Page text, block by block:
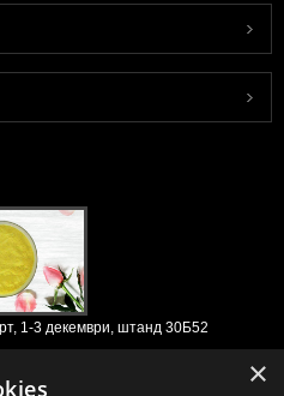
1-3 декември, штанд 30Б52
×